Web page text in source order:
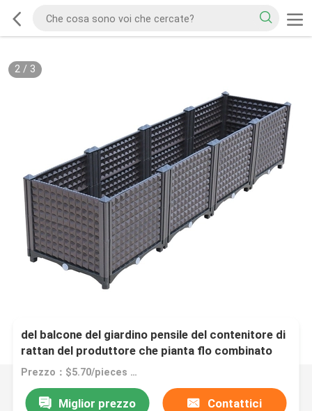
2/ 3
del balcone del giardino pensile del contenitore di
rattan del produttore che pianta flo combinato
all'aperto della scatola
Prezzo：$5.70/pieces 1-199 pieces
Miglior prezzo Contattici